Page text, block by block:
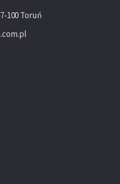
100 Toruń